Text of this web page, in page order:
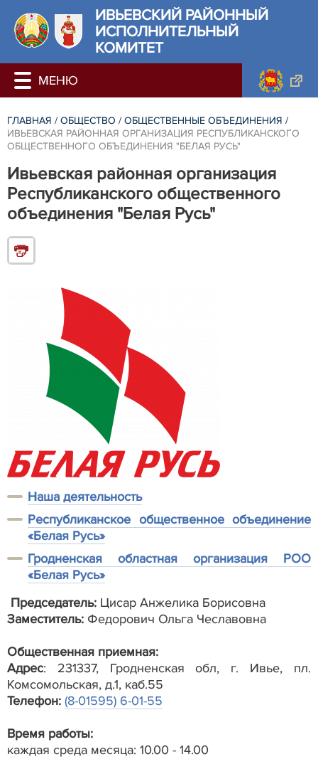
ИВЬЕВСКИЙ РАЙОННЫЙ
ИСПОЛНИТЕЛЬНЫЙ
КОМИТЕТ
ГЛАВНАЯ / ОБЩЕСТВО / ОБЩЕСТВЕННЫЕ ОБЪЕДИНЕНИЯ /
ИВЬЕВСКАЯ РАЙОННАЯ ОРГАНИЗАЦИЯ РЕСПУБЛИКАНСКОГО
ОБЩЕСТВЕННОГО ОБЪЕДИНЕНИЯ "БЕЛАЯ РУСЬ"
Ивьевская районная организация
Республиканского общественного
объединения "Белая Русь"
Наша деятельность
Республиканское общественное объединение
«Белая Русь»
Гродненская областная организация РОО
«Белая Русь»
Председатель: Цисар Анжелика Борисовна
Заместитель: Федорович Ольга Чеславовна
Общественная приемная:
Адрес: 231337, Гродненская обл, г. Ивье, пл.
Комсомольская, д.1, каб.55
Телефон: (8-01595) 6-01-55
Время работы:
каждая среда месяца: 10.00 - 14.00